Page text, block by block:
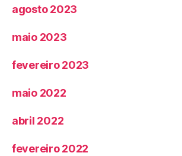
agosto 2023
maio 2023
fevereiro 2023
maio 2022
abril 2022
fevereiro 2022